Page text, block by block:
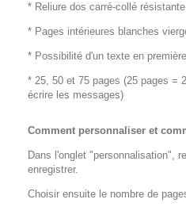
* Reliure dos carré-collé
* Pages intérieures blanches
* Possibilité d'un texte en
* 25, 50 et 75 pages (25 pages =
écrire les messages)
Comment personnaliser et
Dans l'onglet "personnalisation",
enregistrer.
Choisir ensuite le nombre de